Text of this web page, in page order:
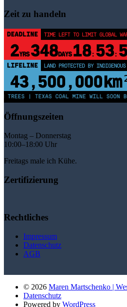
Zeit zu handeln
DEADLINE TIME LEFT TO LIMIT GLOBAL
2YRS348DAYS 18: 53:
LIFELINE LAND PROTECTED BY
43,500,000
| TEXAS COAL MINE WILL SOON
Öffnungszeiten
Montag – Donnerstag
10:00–18:00 Uhr
Freitags male ich Kühe.
Zertifizierung
Rechtliches
Impressum
Datenschutz
AGB
© 2026 Maren Martschenko |
Datenschutz
Powered by WordPress